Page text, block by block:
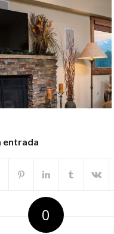
entrada
0